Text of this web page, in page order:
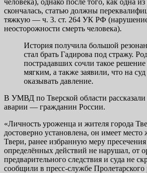
скончалась, статью должны
тяжкую — ч. 3. ст. 264 УК РФ
неосторожности смерть человека).
История получила большой
стал брать Гадирова под стражу.
пострадавших сочли такое
мягким, а также заявили, что на
оказывать давление.
В УМВД по Тверской области
аварии — гражданин России.
«Личность уроженца и жителя города
достоверно установлена, он имеет место
Твери, ранее избранную меру пресечения
определённых действий не нарушал, от
предварительного следствия и суда не
сообщили в пресс-службе Пролетарского